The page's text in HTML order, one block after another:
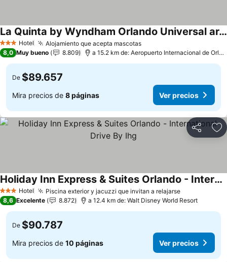
3 Estrellas
Hotel Alojamiento que acepta mascotasVer precios
La Quinta by Wyndham Orlando Universal area
Ver precios
8,0 Muy bueno 8.809 a 15.2 km de: Aeropuerto Internacional de
De $89.657
Mira precios de 8 páginas Ver precios
Compartir
3 Estrellas
Hotel Piscina exterior y jacuzzi que invitan a relajarseVer precios
Holiday Inn Express & Suites Orlando - International Drive By Ihg
Ver precios
8,6 Excelente 8.872 a 12.4 km de: Walt Disney World Resort
De $90.787
Mira precios de 10 páginas Ver precios